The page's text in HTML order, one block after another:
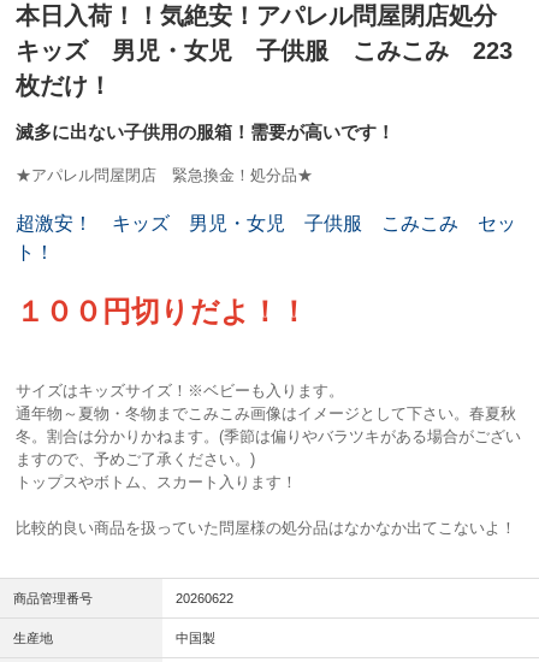
本日入荷！！気絶安！アパレル問屋閉店処分
キッズ 男児・女児 子供服 こみこみ 223
枚だけ！
滅多に出ない子供用の服箱！需要が高いです！
★アパレル問屋閉店 緊急換金！処分品★
超激安！ キッズ 男児・女児 子供服 こみこみ セッ
ト！
１００円切りだよ！！
サイズはキッズサイズ！※ベビーも入ります。
通年物～夏物・冬物までこみこみ画像はイメージとして下さい。春夏秋
冬。割合は分かりかねます。(季節は偏りやバラツキがある場合がござい
ますので、予めご了承ください。)
トップスやボトム、スカート入ります！
比較的良い商品を扱っていた問屋様の処分品はなかなか出てこないよ！
商品管理番号 20260622
生産地 中国製